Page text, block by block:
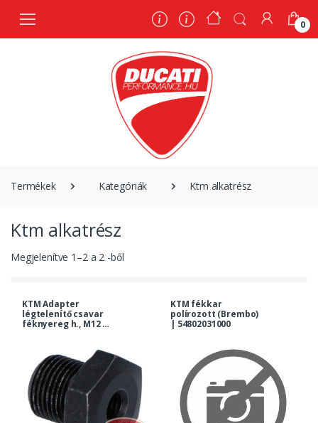
0
Termékek Kategóriák Ktm alkatrész
Ktm alkatrész
Megjelenítve 1 –2 a 2 -ből
KTM Adapter
légtelenítő csavar
féknyereg h., M12 |
KTM fékkar
polírozott (Brembo)
| 54802031000
0